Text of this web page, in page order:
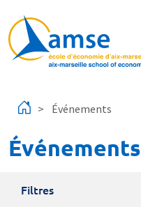
Événements
Événements
Filtres